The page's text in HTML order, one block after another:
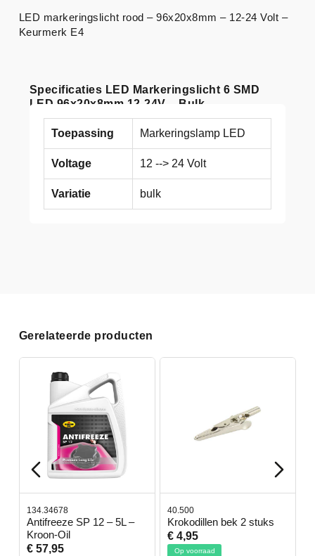
Specificaties LED Markeringslicht 6 SMD
LED 96x20x8mm 12-24V – Bulk
Toepassing Markeringslamp LED
Voltage 12 --> 24 Volt
Variatie bulk
LED markeringslicht rood – 96x20x8mm – 12-24 Volt –
Keurmerk E4
Gerelateerde producten
134.34678
Antifreeze SP 12 – 5L –
Kroon-Oil
€ 57,95
40.500
Krokodillen bek 2 stuks
€ 4,95
Op voorraad